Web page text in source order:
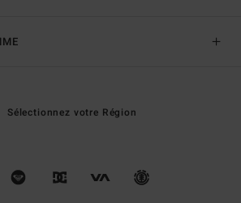
Sélectionnez votre Région